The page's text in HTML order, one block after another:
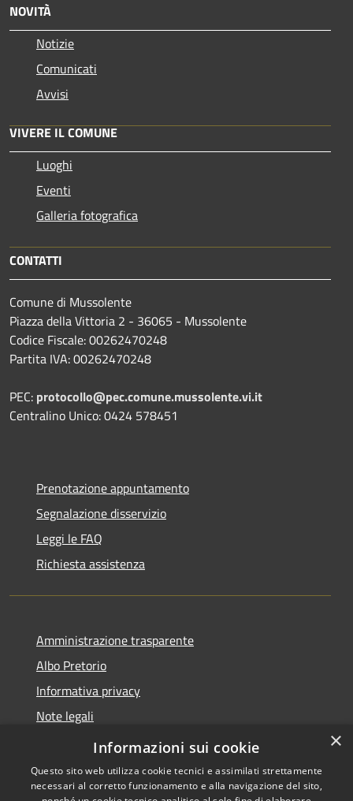
NOVITÀ
Notizie
Comunicati
Avvisi
VIVERE IL COMUNE
Luoghi
Eventi
Galleria fotografica
CONTATTI
Comune di Mussolente
Piazza della Vittoria 2 - 36065 - Mussolente
Codice Fiscale: 00262470248
Partita IVA: 00262470248
PEC: protocollo@pec.comune.mussolente.vi.it
Centralino Unico: 0424 578451
Prenotazione appuntamento
Segnalazione disservizio
Leggi le FAQ
Richiesta assistenza
Amministrazione trasparente
Albo Pretorio
Informativa privacy
Note legali
Dichiarazione di accessibilità
×
Informazioni sui cookie
Questo sito web utilizza cookie tecnici e assimilati strettamente
necessari al corretto funzionamento e alla navigazione del sito,